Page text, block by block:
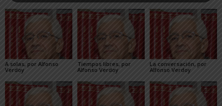
A solas, por Alfonso
Verdoy
Tiempos libres, por
Alfonso Verdoy
La conversación, por
Alfonso Verdoy